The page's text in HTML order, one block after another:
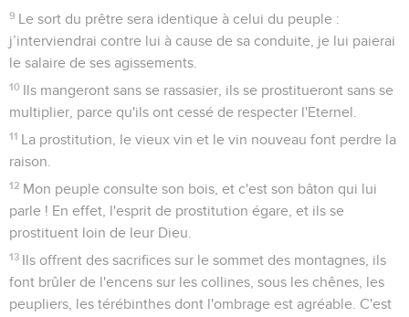
9 Le sort du prêtre sera identique à celui du peuple :
j’interviendrai contre lui à cause de sa conduite, je lui paierai
le salaire de ses agissements.
10 Ils mangeront sans se rassasier, ils se prostitueront sans se
multiplier, parce qu'ils ont cessé de respecter l'Eternel.
11 La prostitution, le vieux vin et le vin nouveau font perdre la
raison.
12 Mon peuple consulte son bois, et c'est son bâton qui lui
parle ! En effet, l'esprit de prostitution égare, et ils se
prostituent loin de leur Dieu.
13 Ils offrent des sacrifices sur le sommet des montagnes, ils
font brûler de l'encens sur les collines, sous les chênes, les
peupliers, les térébinthes dont l'ombrage est agréable. C'est